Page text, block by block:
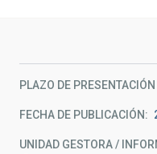
PLAZO DE
FECHA DE PUBLICACIÓN
UNIDAD GESTORA /